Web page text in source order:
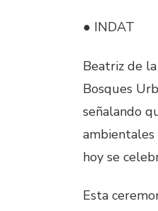
● INDAT
Beatriz de
Bosques
señalando
ambientales
hoy se
Esta